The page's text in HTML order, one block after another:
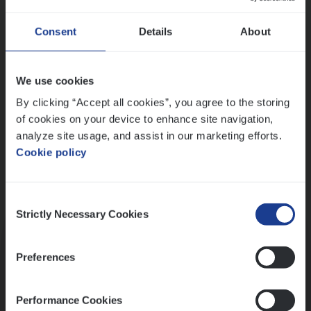
Consent Details About
We use cookies
By clicking “Accept all cookies”, you agree to the storing
of cookies on your device to enhance site navigation,
analyze site usage, and assist in our marketing efforts.
Cookie policy
Selection
Strictly Necessary Cookies
Preferences
Performance Cookies
Ons sollicitatieproces